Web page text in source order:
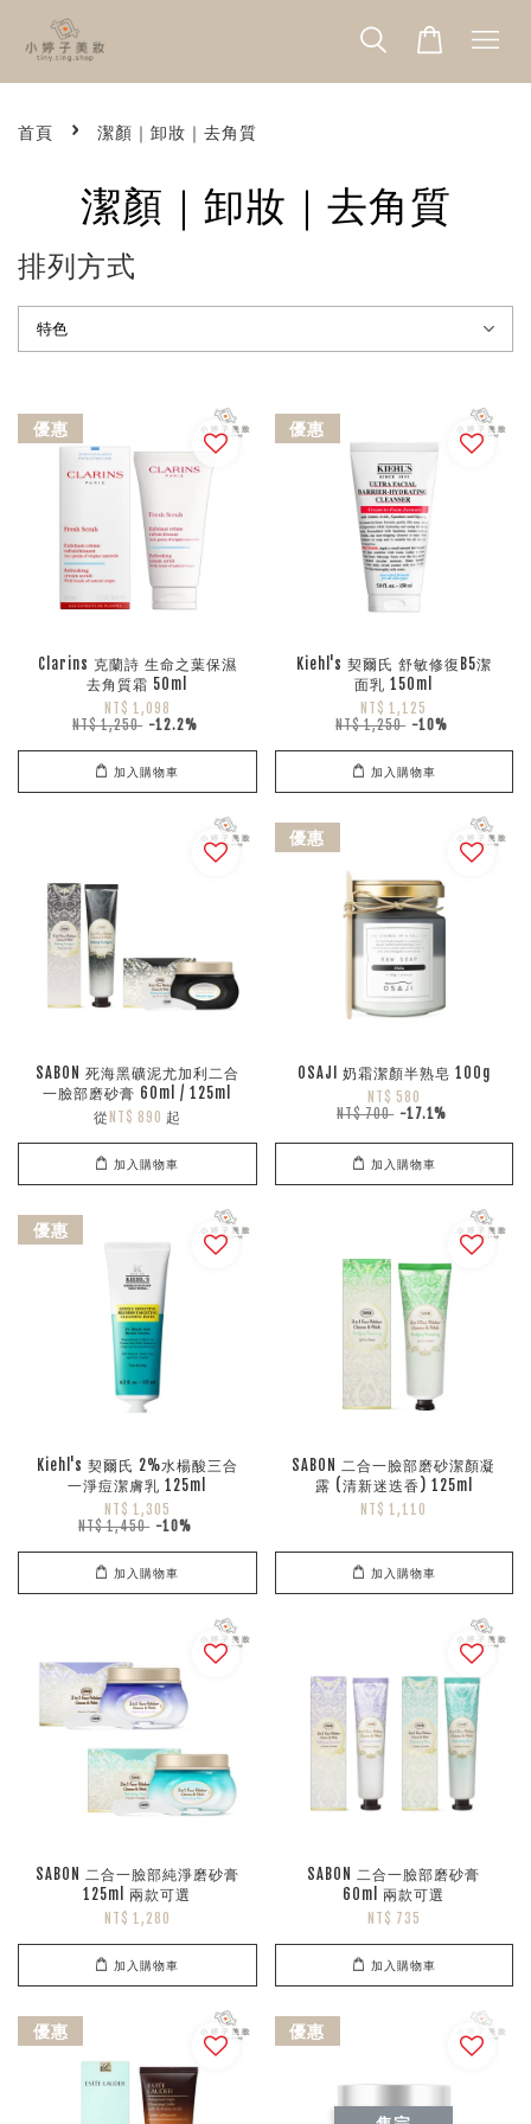
首頁 › 潔顏｜卸妝｜去角質
潔顏｜卸妝｜去角質
排列方式
優惠
Clarins 克蘭詩 生命之葉保濕
去角質霜 50ml
NT$ 1,098
NT$ 1,250 -12.2%
加入購物車
優惠
Kiehl's 契爾氏 舒敏修復B5潔
面乳 150ml
NT$ 1,125
NT$ 1,250 -10%
加入購物車
SABON 死海黑礦泥尤加利二合
一臉部磨砂膏 60ml / 125ml
從 NT$ 890 起
加入購物車
優惠
OSAJI 奶霜潔顏半熟皂 100g
NT$ 580
NT$ 700 -17.1%
加入購物車
優惠
Kiehl's 契爾氏 2%水楊酸三合
一淨痘潔膚乳 125ml
NT$ 1,305
NT$ 1,450 -10%
加入購物車
SABON 二合一臉部磨砂潔顏凝
露 (清新迷迭香) 125ml
NT$ 1,110
加入購物車
SABON 二合一臉部純淨磨砂膏
125ml 兩款可選
NT$ 1,280
加入購物車
SABON 二合一臉部磨砂膏
60ml 兩款可選
NT$ 735
加入購物車
優惠 優惠